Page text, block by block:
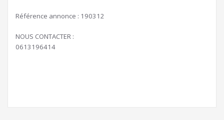
Référence annonce : 190312
NOUS CONTACTER :
0613196414